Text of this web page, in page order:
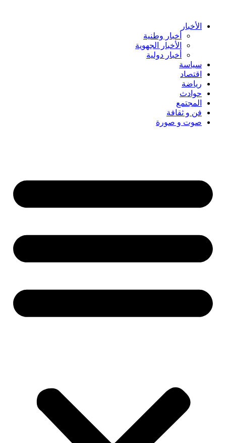
content الأخبار
أخبار وطنية
الأخبار الجهوية
أخبار دولية
سياسة
اقتصاد
رياضة
حوادث
المجتمع
فن و ثقافة
صوت و صورة